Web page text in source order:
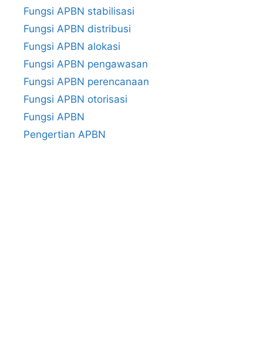
Fungsi APBN stabilisasi
Fungsi APBN distribusi
Fungsi APBN alokasi
Fungsi APBN pengawasan
Fungsi APBN perencanaan
Fungsi APBN otorisasi
Fungsi APBN
Pengertian APBN